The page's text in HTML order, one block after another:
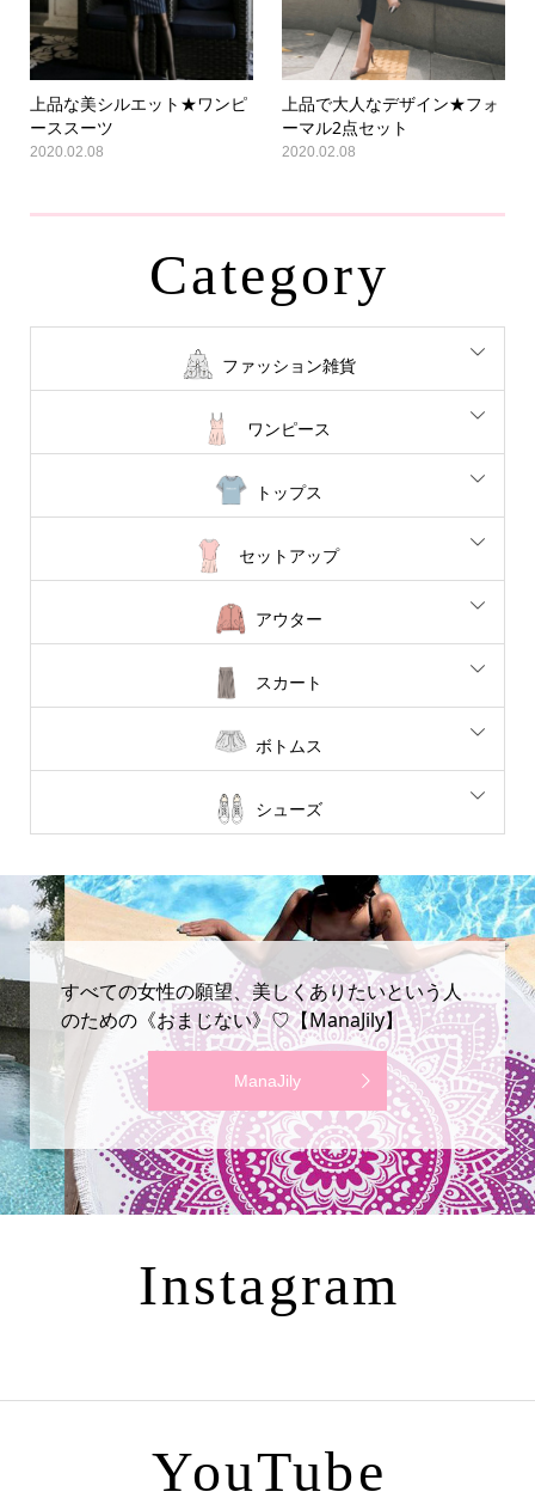
上品な美シルエット★ワンピ
ーススーツ
2020.02.08
上品で大人なデザイン★フォ
ーマル2点セット
2020.02.08
Category
ファッション雑貨
ワンピース
トップス
セットアップ
アウター
スカート
ボトムス
シューズ
すべての女性の願望、美しくありたいという人
のための《おまじない》♡【ManaJily】
ManaJily
Instagram
YouTube